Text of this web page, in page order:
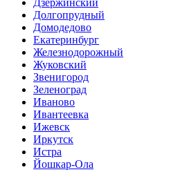
Дзержинский
Долгопрудный
Домодедово
Екатеринбург
Железнодорожный
Жуковский
Звенигород
Зеленоград
Иваново
Ивантеевка
Ижевск
Иркутск
Истра
Йошкар-Ола